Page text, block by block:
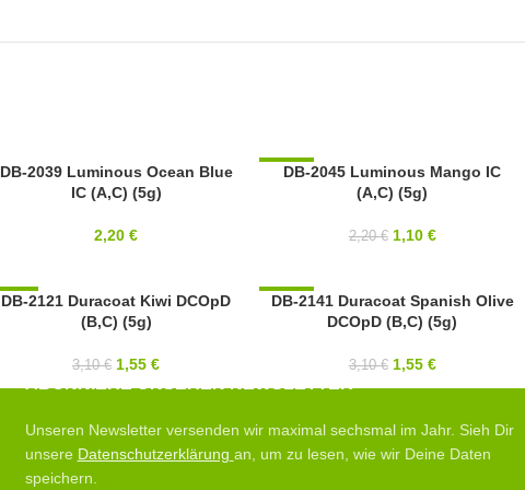
11/0
DB-2039 Luminous Ocean Blue
IC (A,C) (5g)
2,20€
-50%
DB-2045 Luminous Mango IC
(A,C) (5g)
2,20€ 1,10 €
-50%
DB-2121 Duracoat Kiwi DCOpD
(B,C) (5g)
3,10€ 1,55€
-50%
SOLD OUT
DB-2141 Duracoat Spanish Olive
DCOpD (B,C) (5g)
3,10€ 1,55 €
Unseren Newsletter versenden wir maximal sechsmal im Jahr. Sieh Dir
unsere Datenschutzerklärung an, um zu lesen, wie wir Deine Daten
speichern.